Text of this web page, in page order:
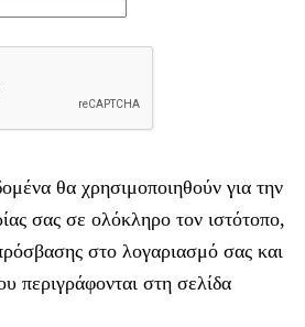
θα χρησιμοποιηθούν για την
σας σε ολόκληρο τον ιστότοπο,
στο λογαριασμό σας και
περιγράφονται στη σελίδα